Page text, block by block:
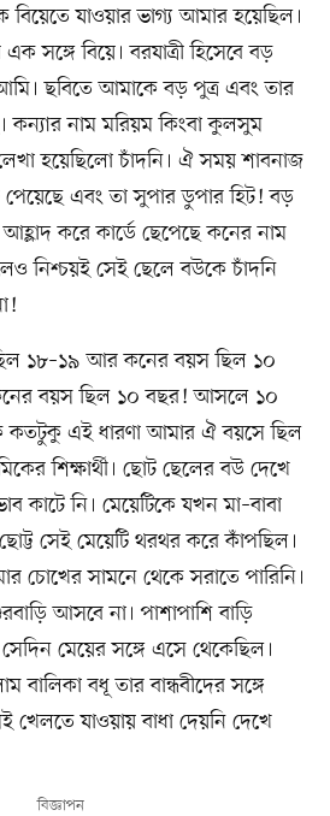
যাওয়ার ভাগ্য আমার হয়েছিল।
সঙ্গে বিয়ে। বরযাত্রী হিসেবে বড়
আমি। ছবিতে আমাকে বড় পুত্র এবং তার
কন্যার নাম মরিয়ম কিংবা কুলসুম
লেখা হয়েছিলো চাঁদনি। ঐ সময় শাবনাজ
পেয়েছে এবং তা সুপার ডুপার হিট! বড়
আহ্লাদ করে কার্ডে ছেপেছে কনের নাম
নিশ্চয়ই সেই ছেলে বউকে চাঁদনি
১৮–১৯ আর কনের বয়স ছিল ১০
বয়স ছিল ১০ বছর! আসলে ১০
কতটুকু এই ধারণা আমার ঐ বয়সে ছিল
শিক্ষার্থী। ছোট ছেলের বউ দেখে
কাটে নি। মেয়েটিকে যখন মা–বাবা
সেই মেয়েটি থরথর করে কাঁপছিল।
সামনে থেকে সরাতে পারিনি।
আসবে না। পাশাপাশি বাড়ি
মেয়ের সঙ্গে এসে থেকেছিল।
বালিকা বধূ তার বান্ধবীদের সঙ্গে
যাওয়ায় বাধা দেয়নি দেখে